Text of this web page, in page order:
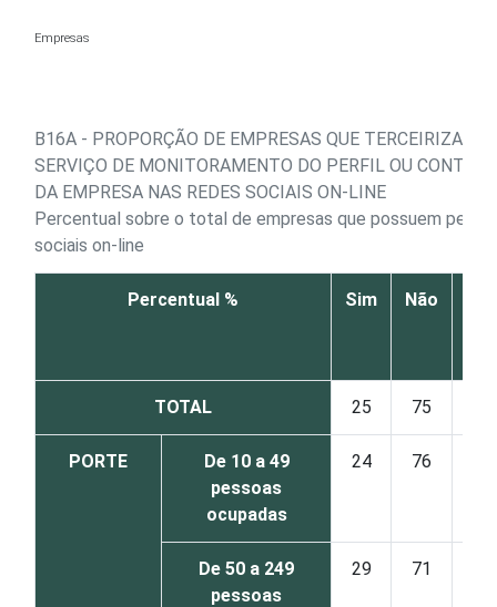
Empresas
B16A - PROPORÇÃO DE EMPRESAS QUE TERCEIRIZAM O
SERVIÇO DE MONITORAMENTO DO PERFIL OU CONTA
DA EMPRESA NAS REDES SOCIAIS ON-LINE
Percentual sobre o total de empresas que possuem perfil
sociais on-line
Percentual % Sim Não
TOTAL 25 75
PORTE
De 10 a 49
pessoas
ocupadas
24 76
De 50 a 249
pessoas
29 71